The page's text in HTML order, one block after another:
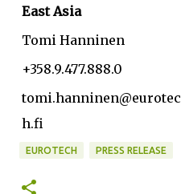
East Asia
Tomi Hanninen
+358.9.477.888.0
tomi.hanninen@eurotec
h.fi
EUROTECH PRESS RELEASE